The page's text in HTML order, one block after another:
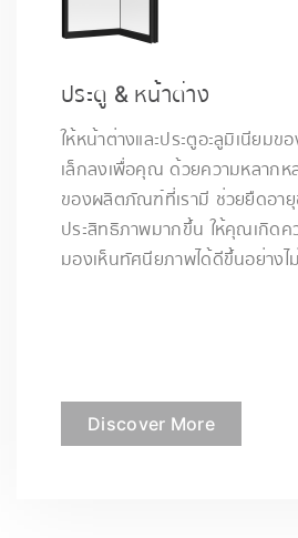
ประตู & หน้าต่าง
ให้หน้าต่างและประตูอะลูมิเนียมขอ
เล็กลงเพื่อคุณ ด้วยความหลาก
ของผลิตภัณฑ์ที่เรามี ช่วยยืดอายุ
ประสิทธิภาพมากขึ้น ให้คุณเกิดค
มองเห็นทัศนียภาพได้ดีขึ้นอย่างไ
Discover More